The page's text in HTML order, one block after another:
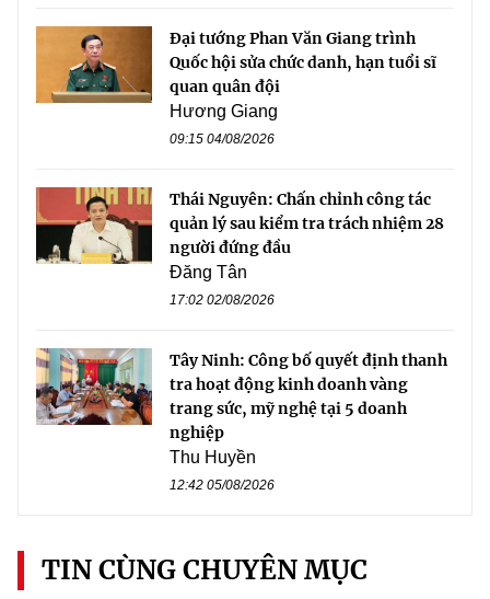
Đại tướng Phan Văn Giang trình
Quốc hội sửa chức danh, hạn tuổi sĩ
quan quân đội
Hương Giang
09:15 04/08/2026
Thái Nguyên: Chấn chỉnh công tác
quản lý sau kiểm tra trách nhiệm 28
người đứng đầu
Đăng Tân
17:02 02/08/2026
Tây Ninh: Công bố quyết định thanh
tra hoạt động kinh doanh vàng
trang sức, mỹ nghệ tại 5 doanh
nghiệp
Thu Huyền
12:42 05/08/2026
TIN CÙNG CHUYÊN MỤC